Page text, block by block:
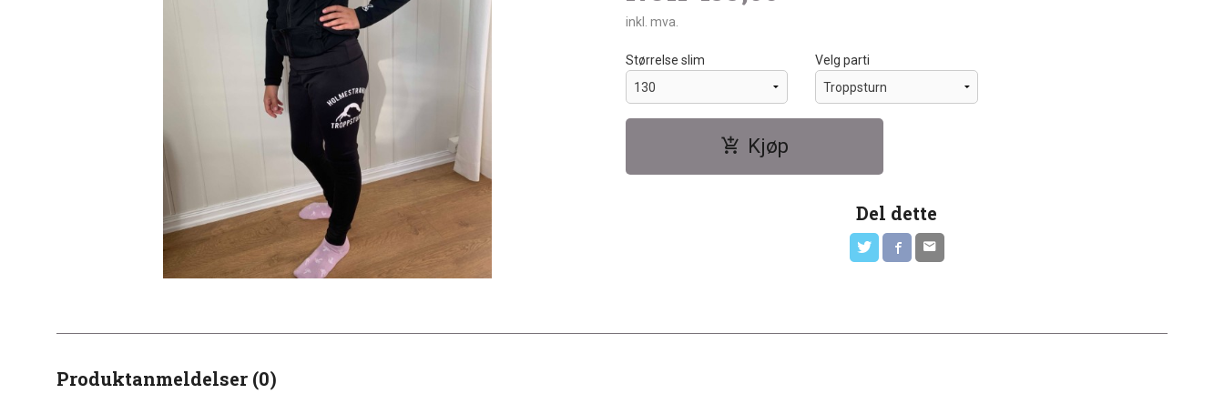
inkl. mva.
Størrelse slim Velg parti
Kjøp
Del dette
Produktanmeldelser (0)